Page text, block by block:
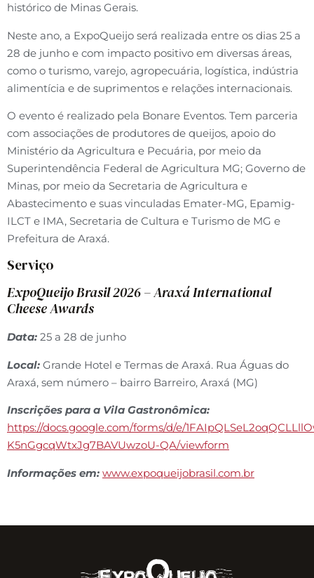
histórico de Minas Gerais.
Neste ano, a ExpoQueijo será realizada entre os dias 25 a
28 de junho e com impacto positivo em diversas áreas,
como o turismo, varejo, agropecuária, logística, indústria
alimentícia e de suprimentos e relações internacionais.
O evento é realizado pela Bonare Eventos. Tem parceria
com associações de produtores de queijos, apoio do
Ministério da Agricultura e Pecuária, por meio da
Superintendência Federal de Agricultura MG; Governo de
Minas, por meio da Secretaria de Agricultura e
Abastecimento e suas vinculadas Emater-MG, Epamig-
ILCT e IMA, Secretaria de Cultura e Turismo de MG e
Prefeitura de Araxá.
Serviço
ExpoQueijo Brasil 2026 – Araxá International
Cheese Awards
Data: 25 a 28 de junho
Local: Grande Hotel e Termas de Araxá. Rua Águas do
Araxá, sem número – bairro Barreiro, Araxá (MG)
Inscrições para a Vila Gastronômica:
https://docs.google.com/forms/d/e/
K5nGgcqWtxJg7BAVUwzoU-QA/viewform
Informações em: www.expoqueijobrasil.com.br